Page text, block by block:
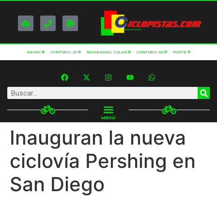
KAYAK ® CONFIBICI 25 ® BUMERANG SOLAR ® CONFIBICI 40 ® FORTE ®
MENÚ
Inauguran la nueva
ciclovía Pershing en
San Diego